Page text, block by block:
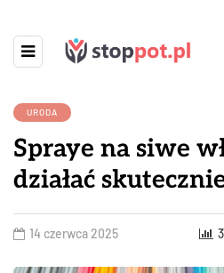
URODA
Spraye na siwe
działać
14 czerwca 2025